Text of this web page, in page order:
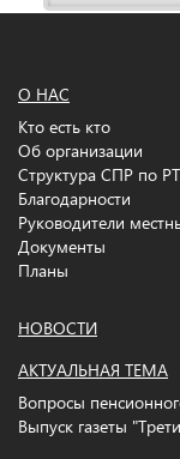
О НАС
Кто есть кто
Об организации
Структура СПР по РТ
Благодарности
Руководители
Документы
Планы
НОВОСТИ
АКТУАЛЬНАЯ ТЕМА
Вопросы
Выпуск газеты